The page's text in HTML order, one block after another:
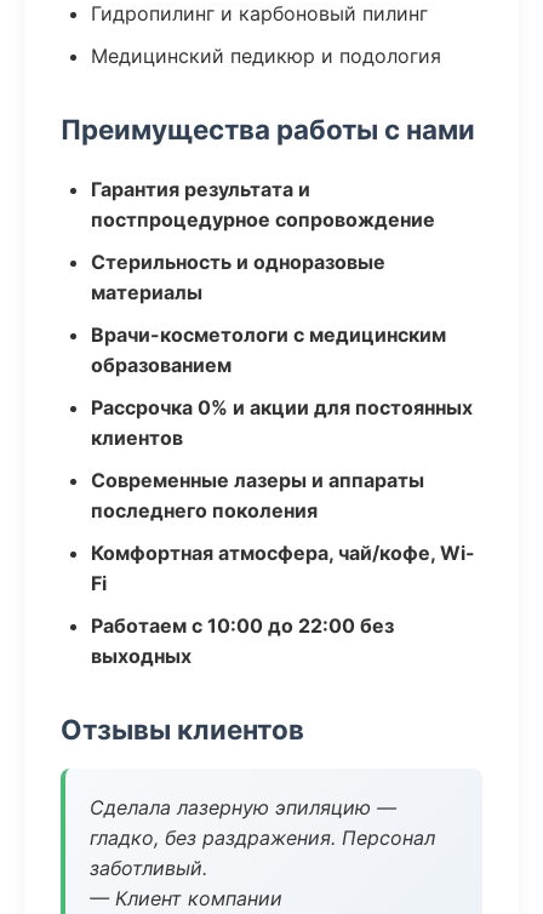
Гидропилинг и карбоновый пилинг
Медицинский педикюр и подология
Преимущества работы с нами
Гарантия результата и
постпроцедурное сопровождение
Стерильность и одноразовые
материалы
Врачи-косметологи с медицинским
образованием
Рассрочка 0% и акции для постоянных
клиентов
Современные лазеры и аппараты
последнего поколения
Комфортная атмосфера, чай/кофе, Wi-
Fi
Работаем с 10:00 до 22:00 без
выходных
Отзывы клиентов
Сделала лазерную эпиляцию —
гладко, без раздражения. Персонал
заботливый.
— Клиент компании